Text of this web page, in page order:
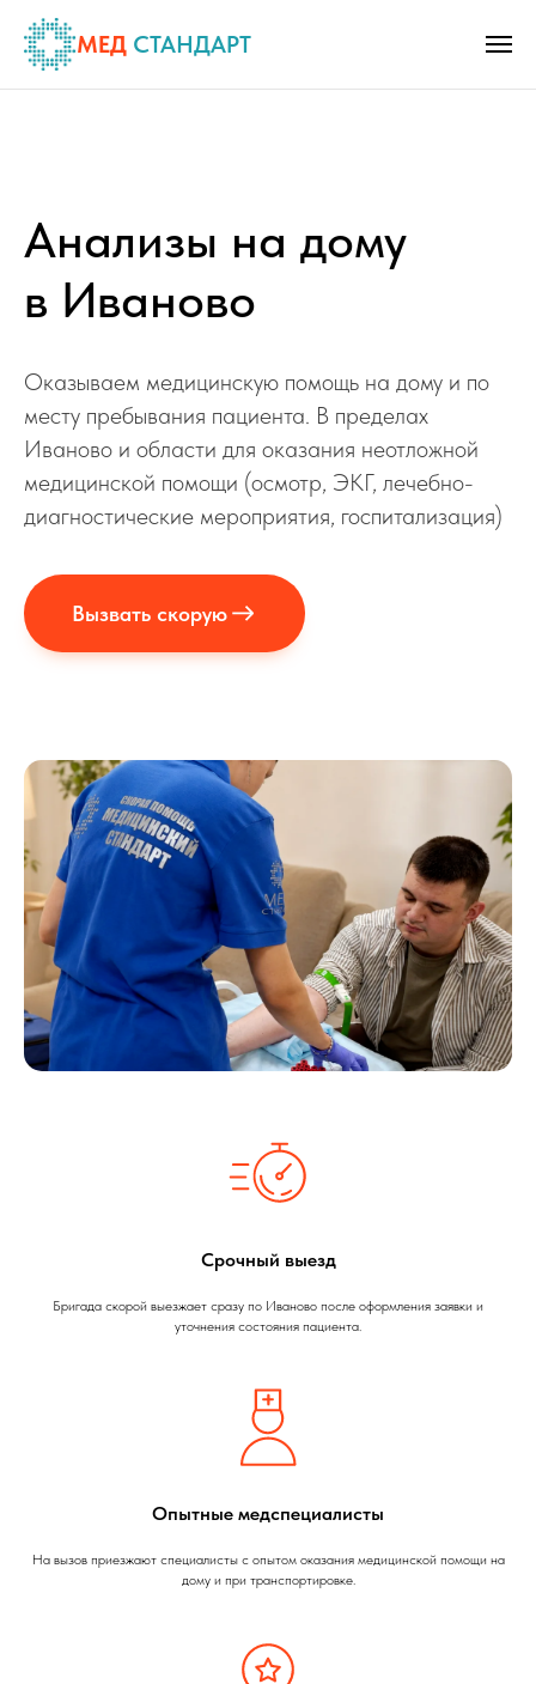
МЕД СТАНДАРТ
Анализы на дому
в Иваново
Оказываем медицинскую помощь на дому и по
месту пребывания пациента. В пределах
Иваново и области для оказания неотложной
медицинской помощи (осмотр, ЭКГ, лечебно-
диагностические мероприятия, госпитализация)
Вызвать скорую
Срочный выезд
Бригада скорой выезжает сразу по Иваново после оформления заявки и
уточнения состояния пациента.
Опытные медспециалисты
На вызов приезжают специалисты с опытом оказания медицинской помощи на
дому и при транспортировке.